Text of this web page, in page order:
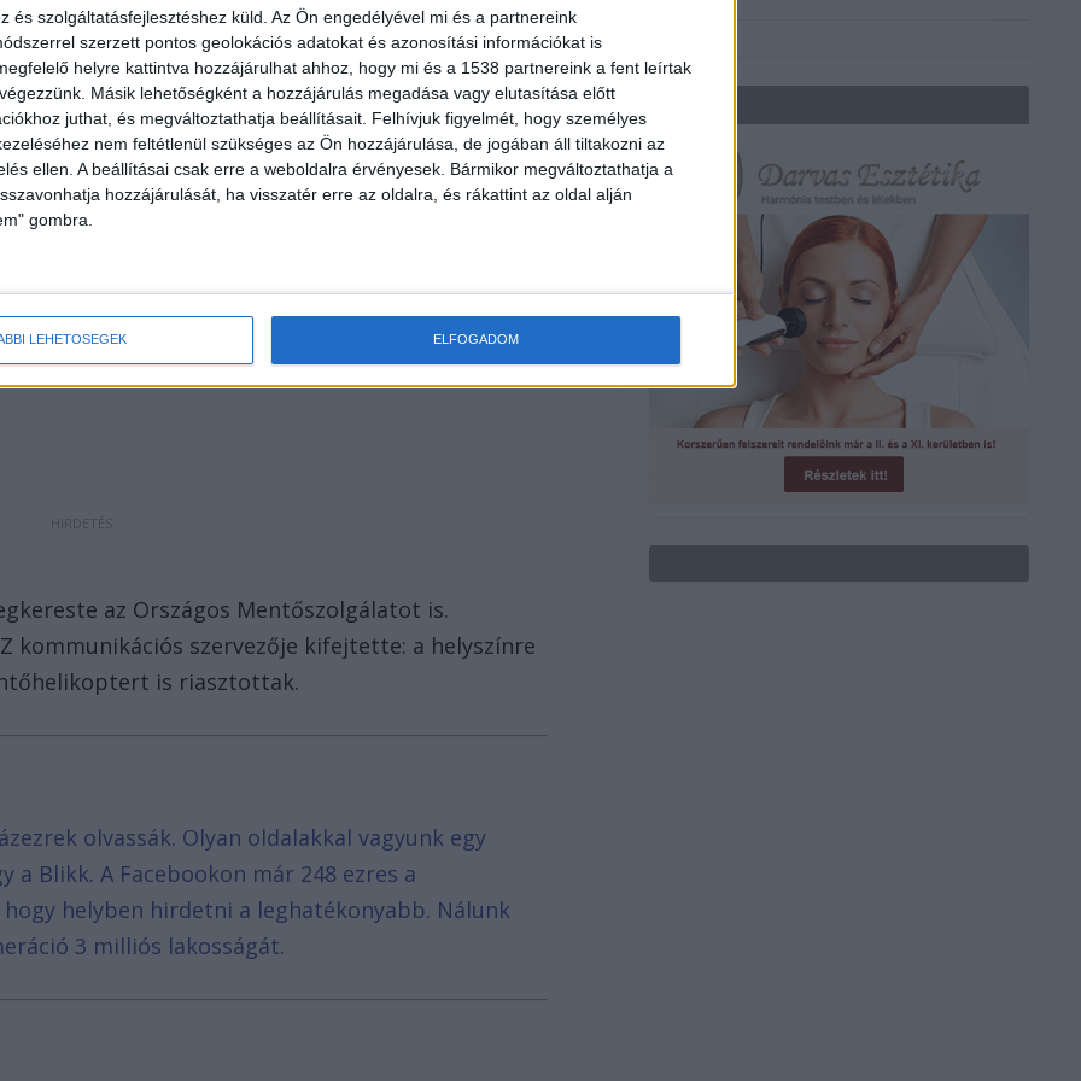
és szolgáltatásfejlesztéshez küld. Az Ön engedélyével mi és a partnereink
szerzett pontos geolokációs adatokat és azonosítási információkat is
helyre kattintva hozzájárulhat ahhoz, hogy mi és a 1538 partnereink a fent leírtak
Másik lehetőségként a hozzájárulás megadása vagy elutasítása előtt
juthat, és megváltoztathatja beállításait. Felhívjuk figyelmét, hogy személyes
nem feltétlenül szükséges az Ön hozzájárulása, de jogában áll tiltakozni az
ellen. A beállításai csak erre a weboldalra érvényesek. Bármikor megváltoztathatja a
hozzájárulását, ha visszatér erre az oldalra, és rákattint az oldal alján
gombra.
LEHETŐSÉGEK ELFOGADOM
valamint több mentőautó és tűzoltó. A
ezen szakaszát teljesen lezárták. Emiatt több
az Országos Mentőszolgálatot is.
kommunikációs szervezője kifejtette: a helyszínre
is riasztottak.
olvassák. Olyan oldalakkal vagyunk egy
a Blikk. A Facebookon már 248 ezres a
helyben hirdetni a leghatékonyabb. Nálunk
3 milliós lakosságát.